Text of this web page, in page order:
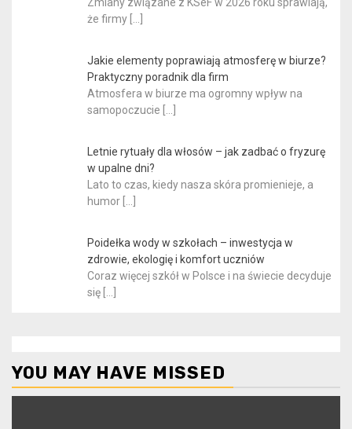
Zmiany związane z KSeF w 2026 roku sprawiają,
że firmy […]
Jakie elementy poprawiają atmosferę w biurze?
Praktyczny poradnik dla firm
Atmosfera w biurze ma ogromny wpływ na
samopoczucie
Letnie rytuały dla włosów – jak zadbać o fryzurę
w upalne dni?
Lato to czas, kiedy nasza skóra promienieje, a
humor
Poidełka wody w szkołach – inwestycja w
zdrowie, ekologię i komfort uczniów
Coraz więcej szkół w Polsce i na świecie decyduje
się […]
YOU MAY HAVE MISSED